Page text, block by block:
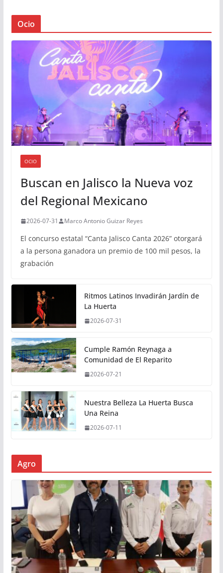
Ocio
OCIO
Buscan en Jalisco la Nueva voz
del Regional Mexicano
2026-07-31 Marco Antonio Guizar Reyes
El concurso estatal “Canta Jalisco Canta 2026” otorgará
a la persona ganadora un premio de 100 mil pesos, la
grabación
Ritmos Latinos Invadirán Jardín de
La Huerta
2026-07-31
Cumple Ramón Reynaga a
Comunidad de El Reparito
2026-07-21
Nuestra Belleza La Huerta Busca
Una Reina
2026-07-11
Agro